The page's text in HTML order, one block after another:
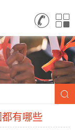
有哪些